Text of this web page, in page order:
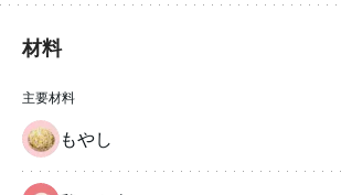
材料
主要材料
もやし